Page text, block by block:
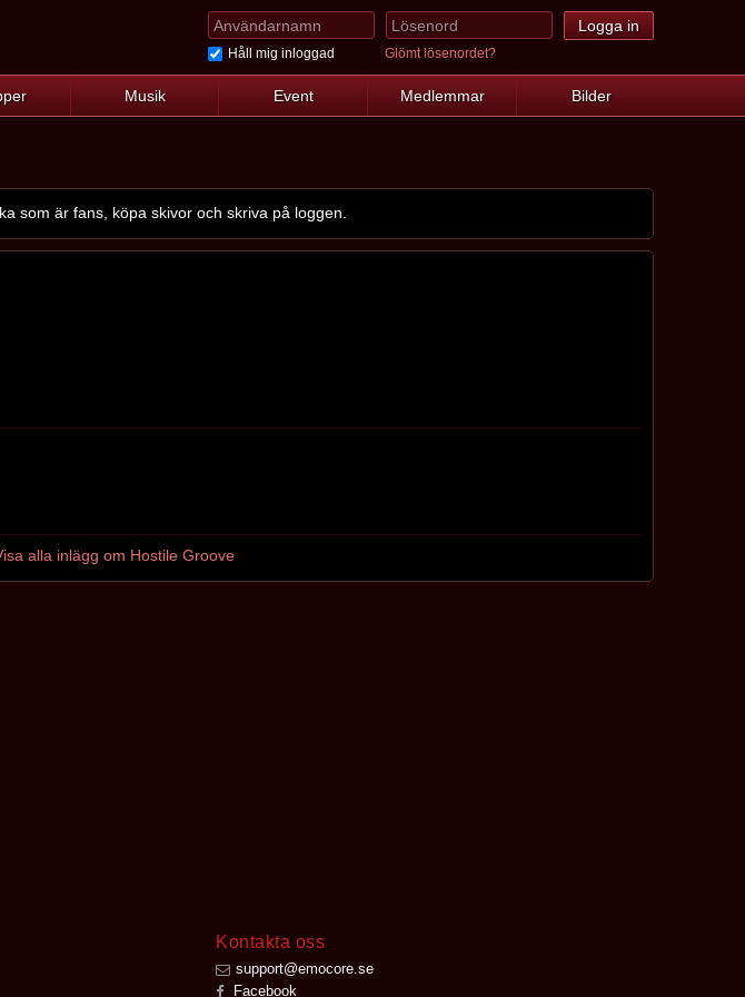
Håll mig inloggad Glömt lösenordet?
Musik Event Medlemmar Bilder
som är fans, köpa skivor och skriva på loggen.
alla inlägg om Hostile Groove
Kontakta oss
support@emocore.se
Facebook